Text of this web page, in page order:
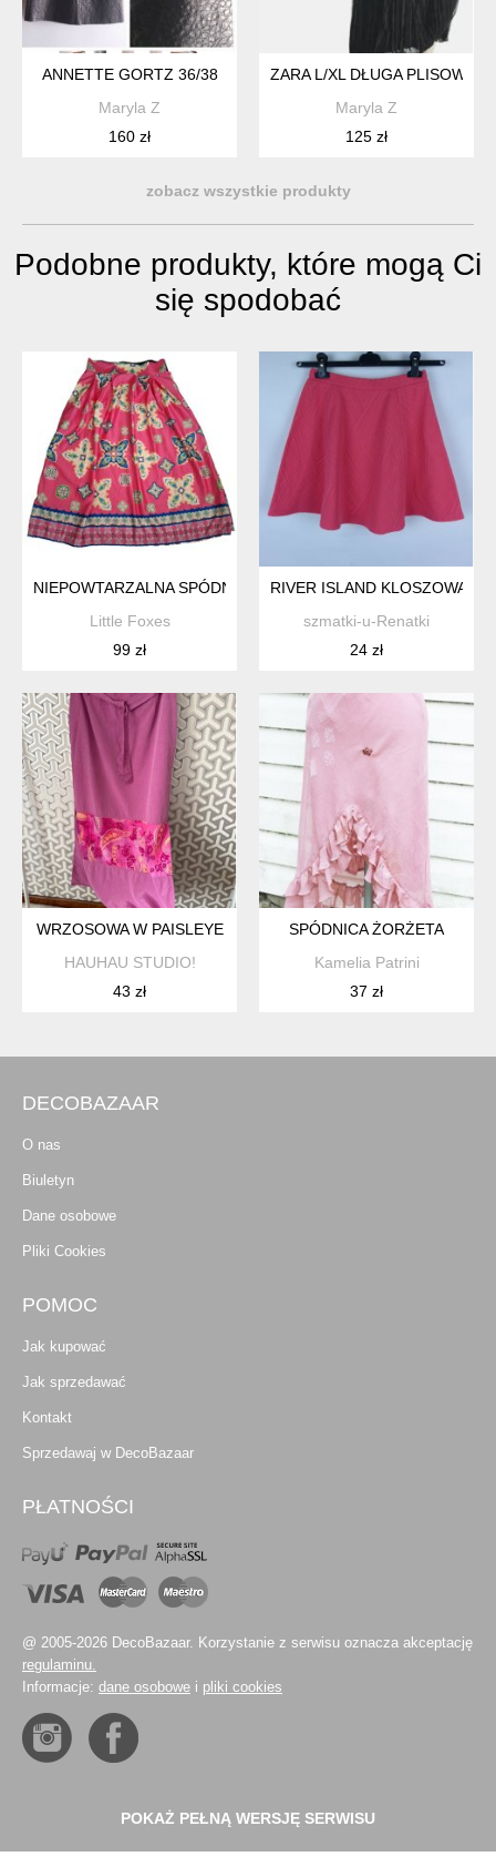
ANNETTE GORTZ 36/38
Maryla Z
160 zł
ZARA L/XL DŁUGA
Maryla Z
125 zł
zobacz wszystkie produkty
Podobne produkty, które mogą Ci
się spodobać
NIEPOWTARZALNA SPÓDNICA VINTAGE KOLOROWA KWIATY
Little Foxes
99 zł
RIVER ISLAND
szmatki-u-Renatki
24 zł
WRZOSOWA W PAISLEYE
HAUHAU STUDIO!
43 zł
SPÓDNICA ŻORŻETA
Kamelia Patrini
37 zł
DECOBAZAAR
O nas
Biuletyn
Dane osobowe
Pliki Cookies
POMOC
Jak kupować
Jak sprzedawać
Kontakt
Sprzedawaj w DecoBazaar
PŁATNOŚCI
@ 2005-2026 DecoBazaar. Korzystanie z serwisu oznacza akceptację
regulaminu.
Informacje: dane osobowe i pliki cookies
POKAŻ PEŁNĄ WERSJĘ SERWISU